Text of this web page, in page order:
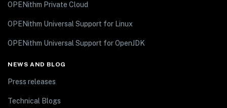
OPENithm Private Cloud
OPENithm Universal Support for Linux
OPENithm Universal Support for OpenJDK
NEWS AND BLOG
Press releases
Technical Blogs